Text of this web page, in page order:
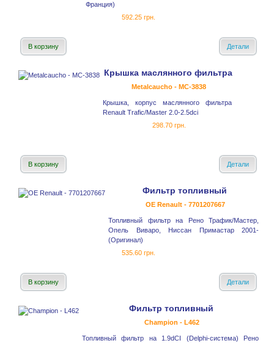
Франция)
592.25 грн.
В корзину Детали
Крышка маслянного фильтра
Metalcaucho - MC-3838
Крышка, корпус маслянного фильтра
Renault Trafic/Master 2.0-2.5dci
298.70 грн.
В корзину Детали
Фильтр топливный
OE Renault - 7701207667
Топливный фильтр на Рено Трафик/Мастер,
Опель Виваро, Ниссан Примастар 2001-
(Оригинал)
535.60 грн.
В корзину Детали
Фильтр топливный
Champion - L462
Топливный фильтр на 1.9dCI (Delphi-система) Рено